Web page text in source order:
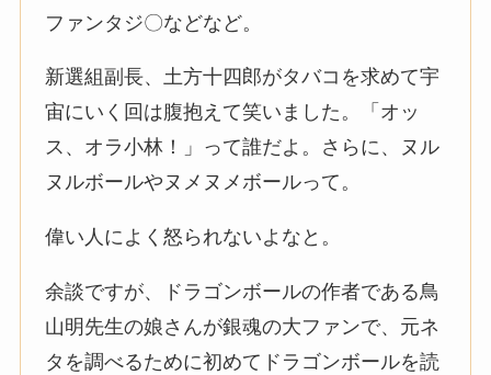
ファンタジ〇などなど。
新選組副長、土方十四郎がタバコを求めて宇
宙にいく回は腹抱えて笑いました。「オッ
ス、オラ小林！」って誰だよ。さらに、ヌル
ヌルボールやヌメヌメボールって。
偉い人によく怒られないよなと。
余談ですが、ドラゴンボールの作者である鳥
山明先生の娘さんが銀魂の大ファンで、元ネ
タを調べるために初めてドラゴンボールを読